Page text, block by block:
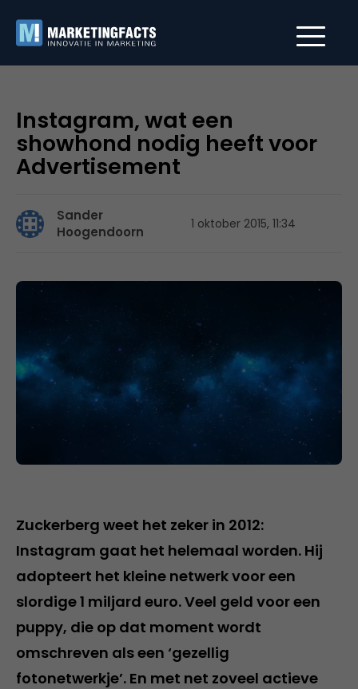
Instagram, wat een
showhond nodig heeft voor
Advertisement
Sander
Hoogendoorn
1 oktober 2015, 11:34
Zuckerberg weet het zeker in 2012:
Instagram gaat het helemaal worden. Hij
adopteert het kleine netwerk voor een
slordige 1 miljard euro. Veel geld voor een
puppy, die op dat moment wordt
omschreven als een ‘gezellig
fotonetwerkje’. En met net zoveel actieve